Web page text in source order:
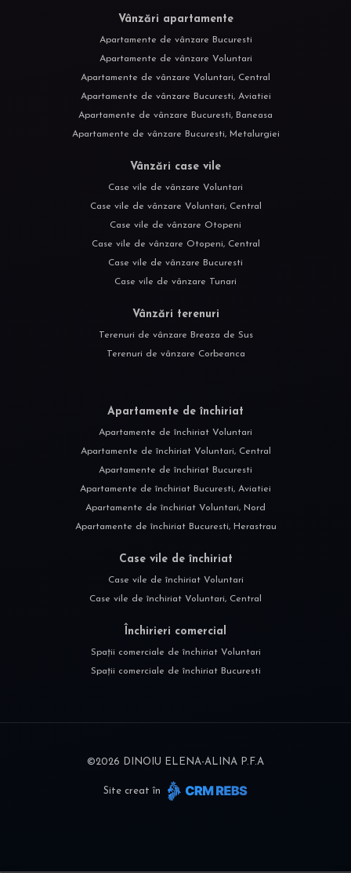
Vânzări apartamente
Apartamente de vânzare Bucuresti
Apartamente de vânzare Voluntari
Apartamente de vânzare Voluntari, Central
Apartamente de vânzare Bucuresti, Aviatiei
Apartamente de vânzare Bucuresti, Baneasa
Apartamente de vânzare Bucuresti, Metalurgiei
Vânzări case vile
Case vile de vânzare Voluntari
Case vile de vânzare Voluntari, Central
Case vile de vânzare Otopeni
Case vile de vânzare Otopeni, Central
Case vile de vânzare Bucuresti
Case vile de vânzare Tunari
Vânzări terenuri
Terenuri de vânzare Breaza de Sus
Terenuri de vânzare Corbeanca
Apartamente de închiriat
Apartamente de închiriat Voluntari
Apartamente de închiriat Voluntari, Central
Apartamente de închiriat Bucuresti
Apartamente de închiriat Bucuresti, Aviatiei
Apartamente de închiriat Voluntari, Nord
Apartamente de închiriat Bucuresti, Herastrau
Case vile de închiriat
Case vile de închiriat Voluntari
Case vile de închiriat Voluntari, Central
Închirieri comercial
Spații comerciale de închiriat Voluntari
Spații comerciale de închiriat Bucuresti
©2026 DINOIU ELENA-ALINA P.F.A
Site creat în